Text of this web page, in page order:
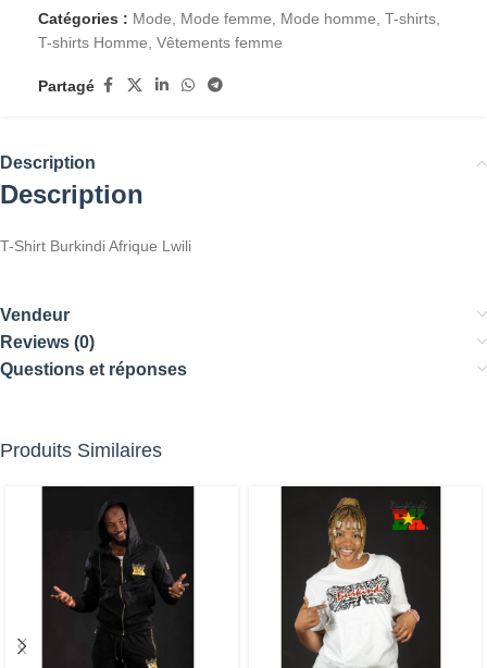
Catégories : Mode, Mode femme, Mode homme, T-shirts,
T-shirts Homme, Vêtements femme
Partagé
Description
Description
T-Shirt Burkindi Afrique Lwili
Vendeur
Reviews (0)
Questions et réponses
Produits Similaires